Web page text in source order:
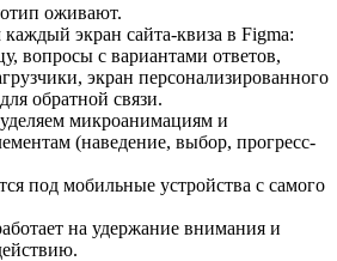
оживают.
экран сайта-квиза в Figma:
вопросы с вариантами ответов,
экран персонализированного
обратной связи.
микроанимациям и
(наведение, выбор, прогресс-
под мобильные устройства с самого
на удержание внимания и